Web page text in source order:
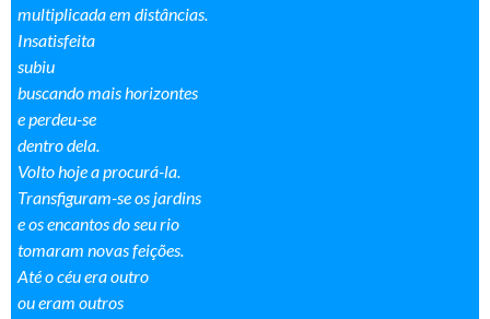
multiplicada em distâncias.
Insatisfeita
subiu
buscando mais horizontes
e perdeu-se
dentro dela.
Volto hoje a procurá-la.
Transfiguram-se os jardins
e os encantos do seu rio
tomaram novas feições.
Até o céu era outro
ou eram outros